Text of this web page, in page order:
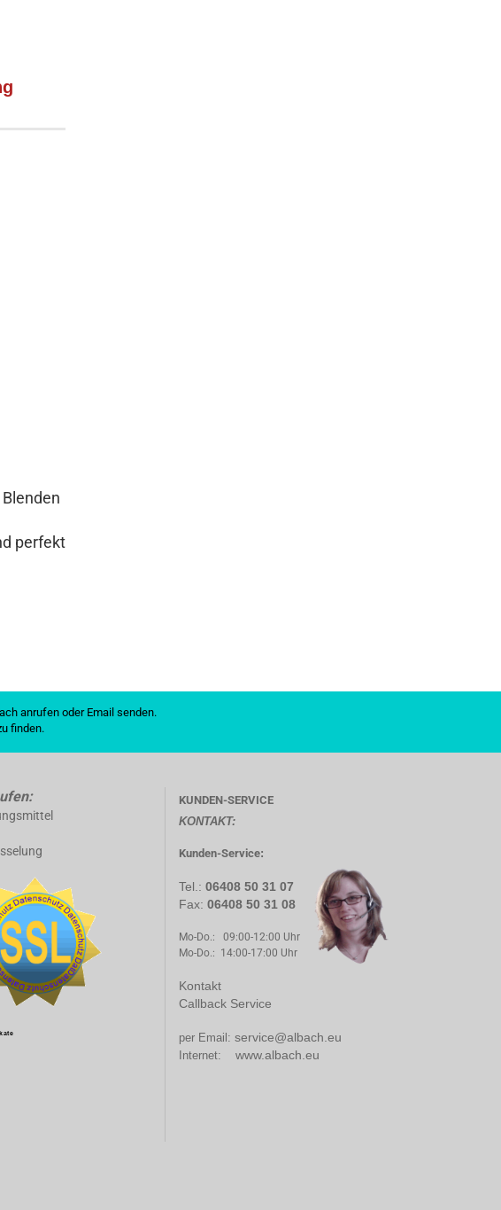
per­fekt
anrufen oder Email senden.
finden.
KUNDEN-SERVICE
KONTAKT:
Kunden-Service:
Tel.: 06408 50 31 07
Fax: 06408 50 31 08
Mo-Do.: 09:00-12:00 Uhr
Mo-Do.: 14:00-17:00 Uhr
Kontakt
Callback Service
per Email: service@albach.eu
Internet: www.albach.eu